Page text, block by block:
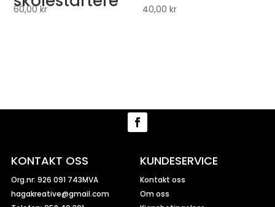
60,00kr 40,00kr
KONTAKT OSS
Org.nr: 926 091 743MVA
hagakreative@gmail.com
KUNDESERVICE
Kontakt oss
Om oss